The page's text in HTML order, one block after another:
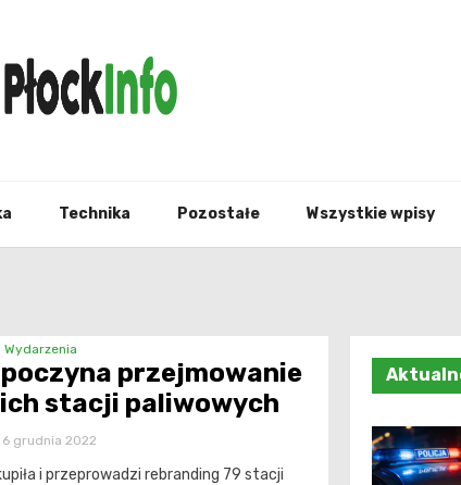
Technika Pozostałe Wszystkie wpisy
Wydarzenia
przejmowanie
stacji paliwowych
6 grudnia 2022
i przeprowadzi rebranding 79 stacji